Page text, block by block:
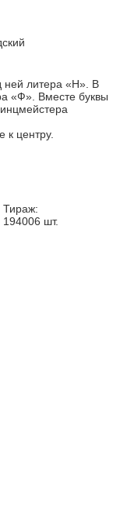
ней литера «Н». В
«Ф». Вместе буквы
к центру.
Тираж:
194006 шт.